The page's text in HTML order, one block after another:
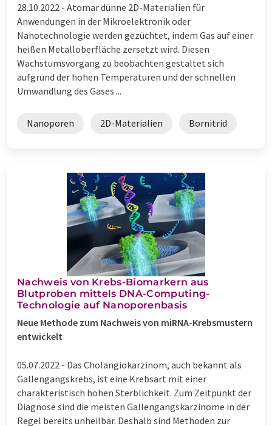
28.10.2022 - Atomar dünne 2D-Materialien für
Anwendungen in der Mikroelektronik oder
Nanotechnologie werden gezüchtet, indem Gas auf einer
heißen Metalloberfläche zersetzt wird. Diesen
Wachstumsvorgang zu beobachten gestaltet sich
aufgrund der hohen Temperaturen und der schnellen
Umwandlung des Gases ...
Nanoporen 2D-Materialien Bornitrid
Nachweis von Krebs-Biomarkern aus
Blutproben mittels DNA-Computing-
Technologie auf Nanoporenbasis
Neue Methode zum Nachweis von miRNA-Krebsmustern
entwickelt
05.07.2022 - Das Cholangiokarzinom, auch bekannt als
Gallengangskrebs, ist eine Krebsart mit einer
charakteristisch hohen Sterblichkeit. Zum Zeitpunkt der
Diagnose sind die meisten Gallengangskarzinome in der
Regel bereits unheilbar. Deshalb sind Methoden zur